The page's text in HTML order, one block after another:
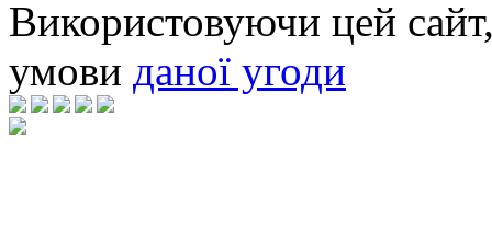
Використовуючи цей
умови даної угоди